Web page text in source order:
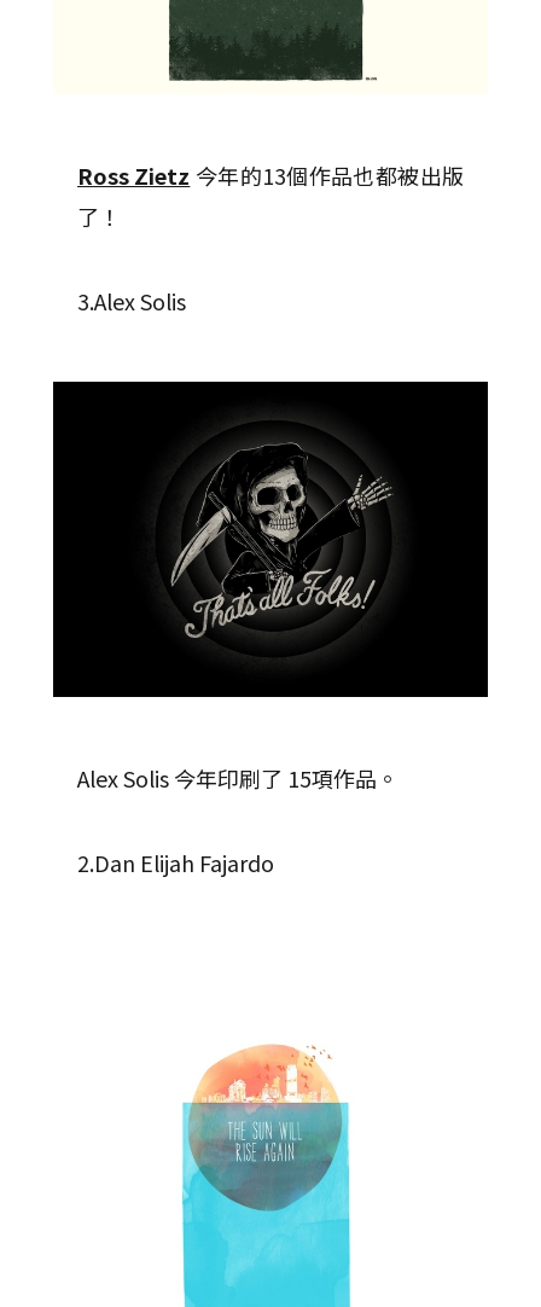
Ross Zietz 今年的13個作品也都被出版
了！
3.Alex Solis
Alex Solis 今年印刷了 15項作品。
2.Dan Elijah Fajardo